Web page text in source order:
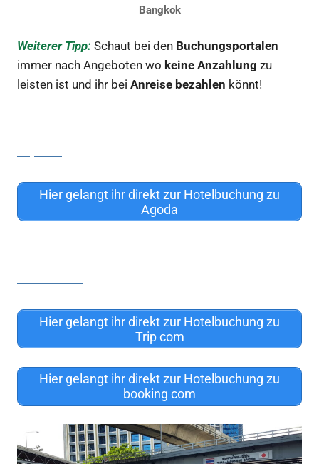
Bangkok
Weiterer Tipp: Schaut bei den Buchungsportalen
immer nach Angeboten wo keine Anzahlung zu
leisten ist und ihr bei Anreise bezahlen könnt!
Hier gelangt ihr direkt zur Hotelbuchung zu
Agoda
Hier gelangt ihr direkt zur Hotelbuchung zu
Trip com
Hier gelangt ihr direkt zur Hotelbuchung zu
booking com